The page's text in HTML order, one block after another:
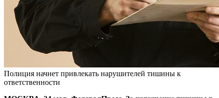
Полиция начнет привлекать нарушителей тишины к
ответственности